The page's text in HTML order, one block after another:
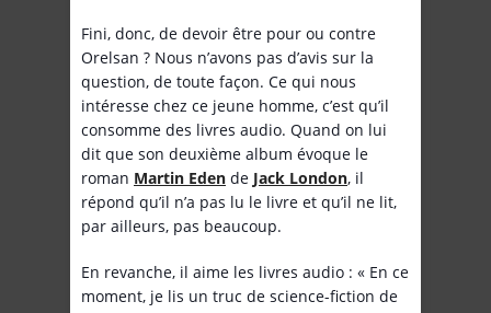
Fini, donc, de devoir être pour ou contre
Orelsan ? Nous n’avons pas d’avis sur la
question, de toute façon. Ce qui nous
intéresse chez ce jeune homme, c’est qu’il
consomme des livres audio. Quand on lui
dit que son deuxième album évoque le
roman Martin Eden de Jack London, il
répond qu’il n’a pas lu le livre et qu’il ne lit,
par ailleurs, pas beaucoup.
En revanche, il aime les livres audio : « En ce
moment, je lis un truc de science-fiction de